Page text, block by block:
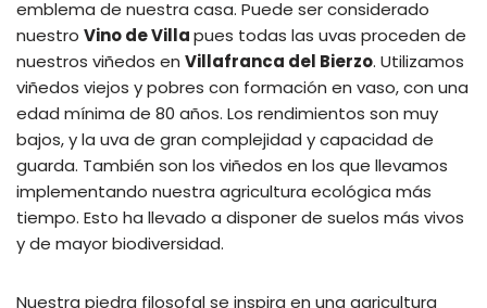
emblema de nuestra casa. Puede ser considerado
nuestro Vino de Villapues todas las uvas proceden de
nuestros viñedos en Villafranca del Bierzo. Utilizamos
viñedos viejos y pobres con formación en vaso, con una
edad mínima de 80 años. Los rendimientos son muy
bajos, y la uva de gran complejidad y capacidad de
guarda. También son los viñedos en los que llevamos
implementando nuestra agricultura ecológica más
tiempo. Esto ha llevado a disponer de suelos más vivos
y de mayor biodiversidad.
Nuestra piedra filosofal se inspira en una agricultura